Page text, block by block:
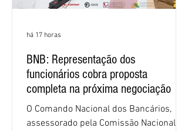
BNB: Representação dos
funcionários cobra proposta
completa na próxima negociação
O Comando Nacional dos Bancários,
assessorado pela Comissão Nacional
há 17 horas